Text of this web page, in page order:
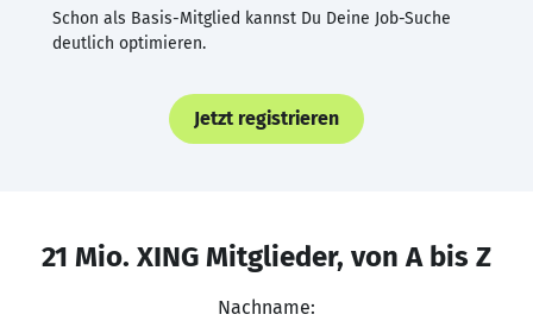
Schon als Basis-Mitglied kannst Du Deine Job-Suche
deutlich optimieren.
Jetzt registrieren
21 Mio. XING Mitglieder, von A bis Z
Nachname: